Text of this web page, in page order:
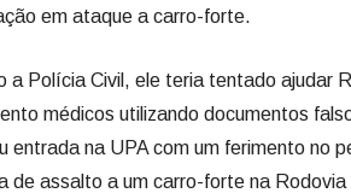
em ataque a carro-forte.
a Polícia Civil, ele teria tentado ajudar
médicos utilizando documentos
entrada na UPA com um ferimento no
de assalto a um carro-forte na